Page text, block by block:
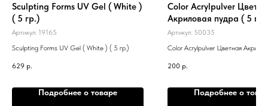
Sculpting Forms UV Gel ( White )
( 5 гр.)
Артикул: 19165
Sculpting Forms UV Gel ( White ) ( 5 гр.)
629 р.
Подробнее о товаре
Color Acrylpulver
Акриловая пудра ( 5 гр.)
Артикул: 50035
Color Acrylpulver Цветная
200 р.
Подробнее о